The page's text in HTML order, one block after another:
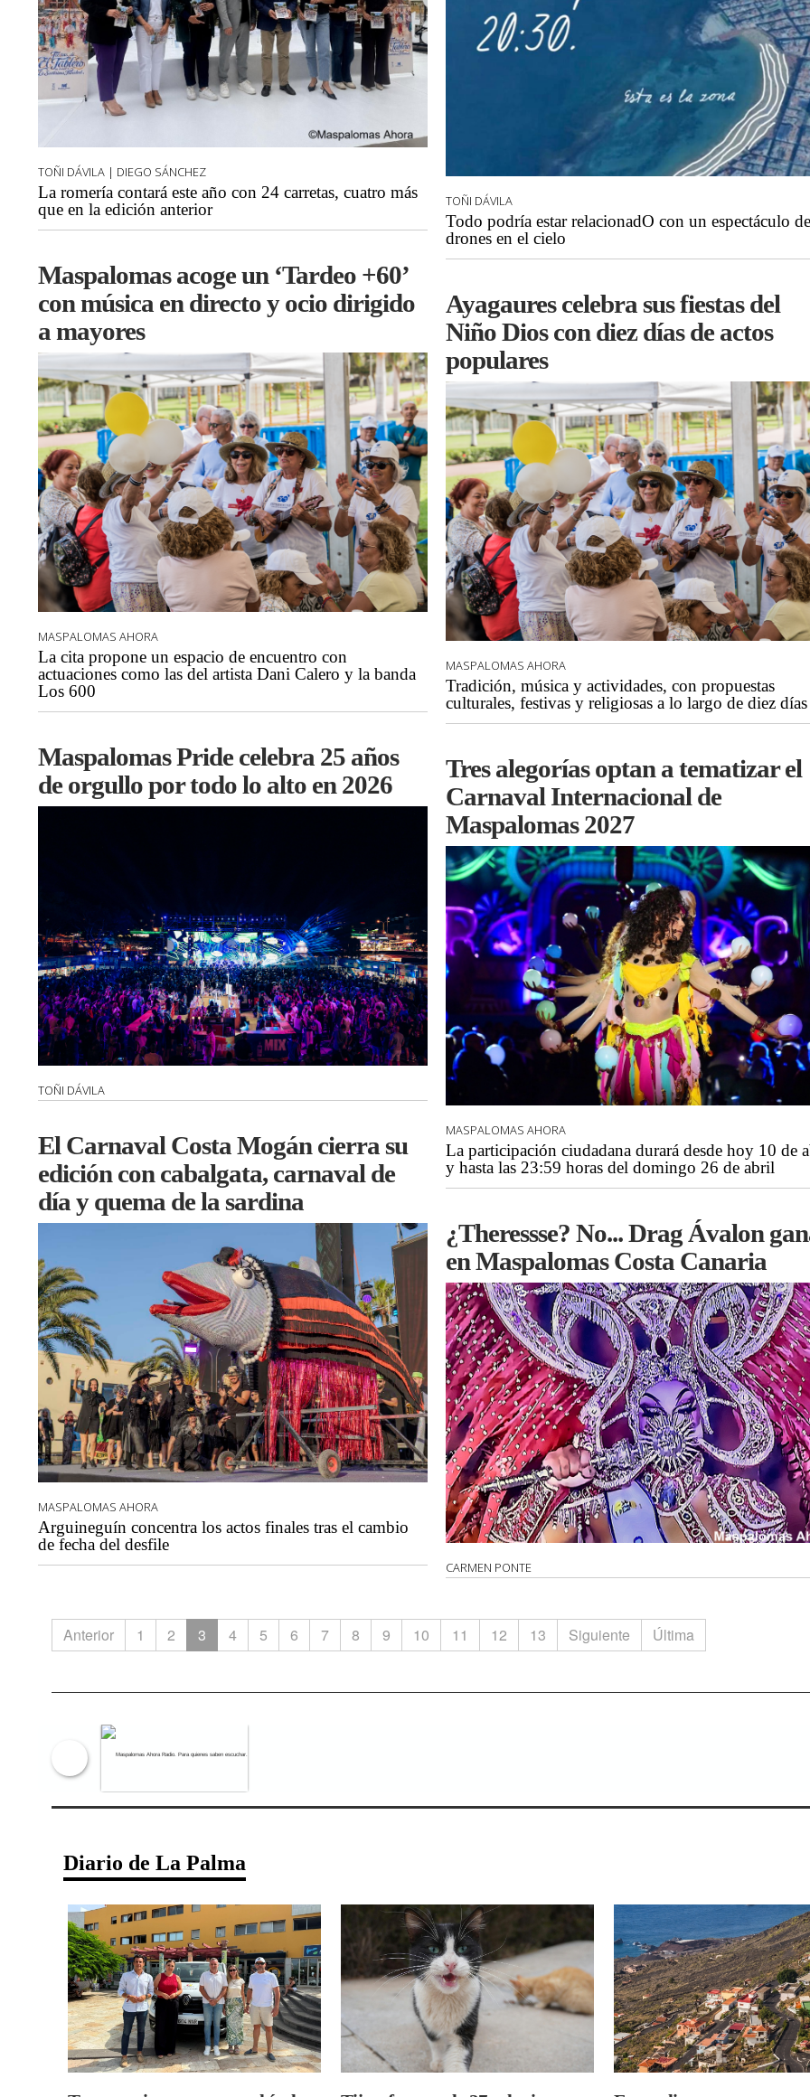
TOÑI DÁVILA | DIEGO SÁNCHEZ
La romería contará este año con 24 carretas, cuatro más
que en la edición anterior
Maspalomas acoge un ‘Tardeo +60’
con música en directo y ocio dirigido
a mayores
MASPALOMAS AHORA
La cita propone un espacio de encuentro con
actuaciones como las del artista Dani Calero y la banda
Los 600
Maspalomas Pride celebra 25 años
de orgullo por todo lo alto en 2026
TOÑI DÁVILA
El Carnaval Costa Mogán cierra su
edición con cabalgata, carnaval de
día y quema de la sardina
MASPALOMAS AHORA
Arguineguín concentra los actos finales tras el cambio
de fecha del desfile
TOÑI DÁVILA
Todo podría estar relacionadO con un espectáculo de
drones en el cielo
Ayagaures celebra sus fiestas del
Niño Dios con diez días de actos
populares
MASPALOMAS AHORA
Tradición, música y actividades, con propuestas
culturales, festivas y religiosas a lo largo de diez días
Tres alegorías optan a tematizar el
Carnaval Internacional de
Maspalomas 2027
MASPALOMAS AHORA
La participación ciudadana durará desde hoy 10 de
y hasta las 23:59 horas del domingo 26 de abril
¿Theressse? No... Drag Ávalon
en Maspalomas Costa Canaria
CARMEN PONTE
Anterior 1 2 3 4 5 6 7 8 9 10 11 12 13 Siguiente Última
Diario de La Palma